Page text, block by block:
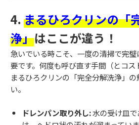
4. まるひろクリンの「
浄」はここが違う！
急いでいる時こそ、一度の清掃で完
要です。何度も呼び直す手間（とコス
まるひろクリンの「完全分解洗浄」
い。
ドレンパン取り外し:水の受け皿